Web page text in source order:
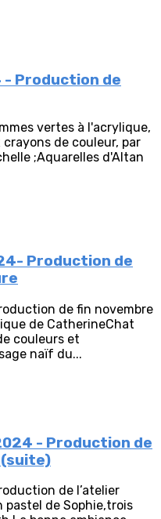
- Production de
vertes à l'acrylique,
de couleur, par
;Aquarelles d'Altan
Production de
de fin novembre
de CatherineChat
couleurs et
naïf du...
- Production de
de l’atelier
pastel de Sophie,trois